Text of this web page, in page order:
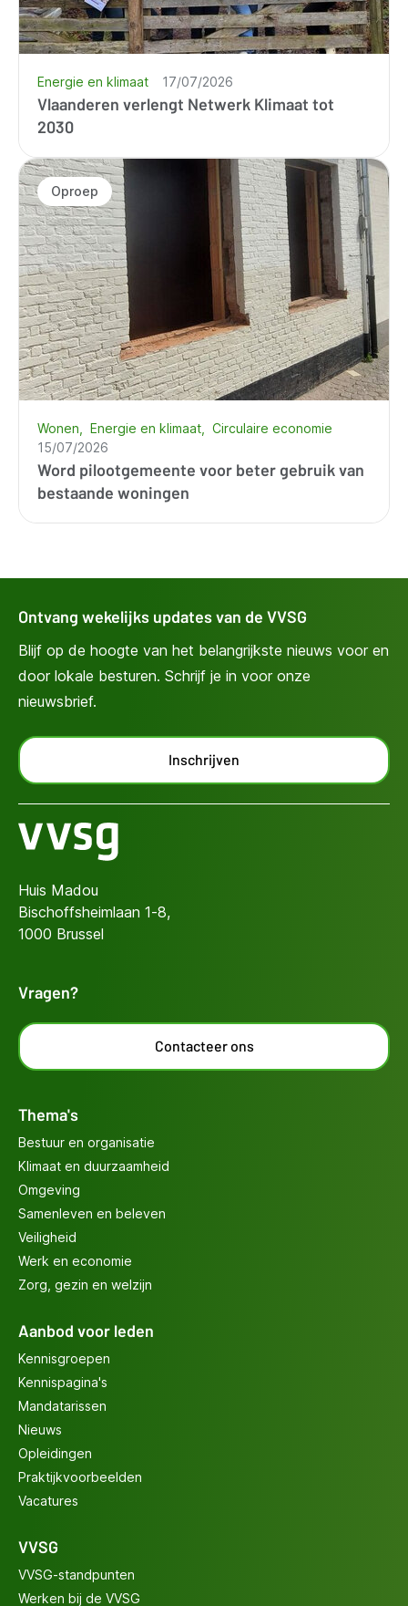
Vlaanderen verlengt Netwerk Klimaat tot
2030
Energie en klimaat 17/07/2026
Oproep
Word pilootgemeente voor beter gebruik van
bestaande woningen
Wonen Energie en klimaat
Circulaire economie
15/07/2026
Ontvang wekelijks updates van de VVSG
Blijf op de hoogte van het belangrijkste nieuws voor en
door lokale besturen. Schrijf je in voor onze
nieuwsbrief.
Inschrijven
Huis Madou
Bischoffsheimlaan 1-8,
1000 Brussel
Vragen?
Contacteer ons
Thema's
Bestuur en organisatie
Klimaat en duurzaamheid
Omgeving
Samenleven en beleven
Veiligheid
Werk en economie
Zorg, gezin en welzijn
Aanbod voor leden
Kennisgroepen
Kennispagina's
Mandatarissen
Nieuws
Opleidingen
Praktijkvoorbeelden
Vacatures
VVSG
VVSG-standpunten
Werken bij de VVSG